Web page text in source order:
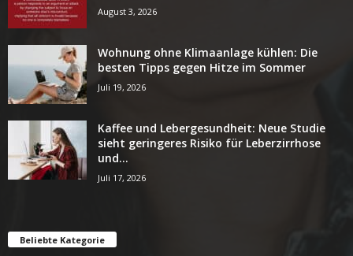
August 3, 2026
Wohnung ohne Klimaanlage kühlen: Die
besten Tipps gegen Hitze im Sommer
Juli 19, 2026
Kaffee und Lebergesundheit: Neue Studie
sieht geringeres Risiko für Leberzirrhose
und...
Juli 17, 2026
Beliebte Kategorie